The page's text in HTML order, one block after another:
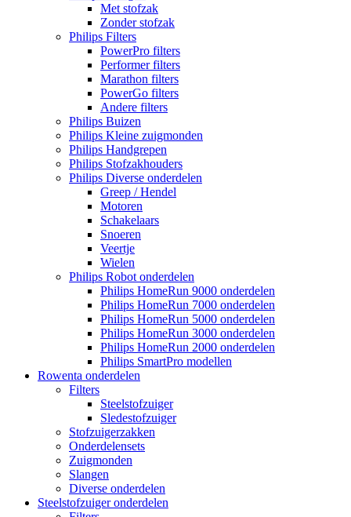
Met stofzak
Zonder stofzak
Philips Filters
PowerPro filters
Performer filters
Marathon filters
PowerGo filters
Andere filters
Philips Buizen
Philips Kleine zuigmonden
Philips Handgrepen
Philips Stofzakhouders
Philips Diverse onderdelen
Greep / Hendel
Motoren
Schakelaars
Snoeren
Veertje
Wielen
Philips Robot onderdelen
Philips HomeRun 9000 onderdelen
Philips HomeRun 7000 onderdelen
Philips HomeRun 5000 onderdelen
Philips HomeRun 3000 onderdelen
Philips HomeRun 2000 onderdelen
Philips SmartPro modellen
Rowenta onderdelen
Filters
Steelstofzuiger
Sledestofzuiger
Stofzuigerzakken
Onderdelensets
Zuigmonden
Slangen
Diverse onderdelen
Steelstofzuiger onderdelen